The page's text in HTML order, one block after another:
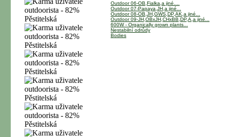
Outdoor 06-OB,Fialka,a jiné....
Outdoor 07-Papaya,JH,a jiné...
Outdoor 08-OB,JH,GWS,DP,AK,a jiné...
Outdoor 09-JH,OBxJH,CHxBB,DP,A,a jiné...
600W - Organically grown plants...
Nestabilní odrůdy
Bodies